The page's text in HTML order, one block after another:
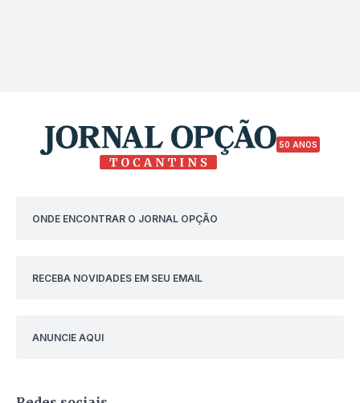
50 ANOS
ONDE ENCONTRAR O JORNAL OPÇÃO
RECEBA NOVIDADES EM SEU EMAIL
ANUNCIE AQUI